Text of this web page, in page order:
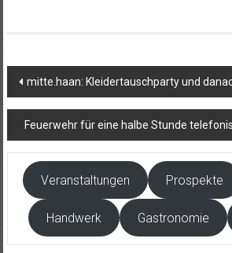
Beitragsnavigation
mitte.haan: Kleidertauschparty und
Feuerwehr für eine halbe Stunde
Veranstaltungen Prospekte
Handwerk Gastronomie